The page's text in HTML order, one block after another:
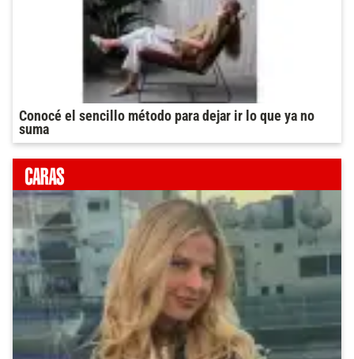
Conocé el sencillo método para dejar ir lo que ya no
suma